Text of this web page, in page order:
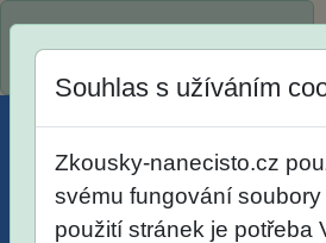
Menu Účet Košík
Souhlas s užíváním
Zkousky-nanecisto.cz
svému fungování soubory
použití stránek je potřeba